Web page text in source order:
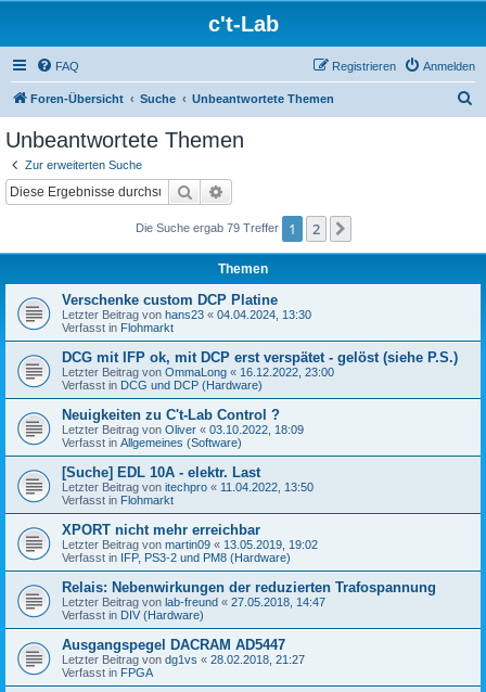
c't-Lab
FAQ Anmelden
Registrieren
Foren-Übersicht Suche Unbeantwortete Themen
Unbeantwortete Themen
Zur erweiterten Suche
Suche
Die Suche ergab 79 Treffer 1 2
Themen
Verschenke custom DCP Platine
Letzter Beitrag von hans23 « 04.04.2024, 13:30
Verfasst in Flohmarkt
DCG mit IFP ok, mit DCP erst verspätet - gelöst (siehe P.S.)
Letzter Beitrag von OmmaLong « 16.12.2022, 23:00
Verfasst in DCG und DCP (Hardware)
Neuigkeiten zu C't-Lab Control ?
Letzter Beitrag von Oliver « 03.10.2022, 18:09
Verfasst in Allgemeines (Software)
[Suche] EDL 10A - elektr. Last
Letzter Beitrag von itechpro « 11.04.2022, 13:50
Verfasst in Flohmarkt
XPORT nicht mehr erreichbar
Letzter Beitrag von martin09 « 13.05.2019, 19:02
Verfasst in IFP, PS3-2 und PM8 (Hardware)
Relais: Nebenwirkungen der reduzierten Trafospannung
Letzter Beitrag von lab-freund « 27.05.2018, 14:47
Verfasst in DIV (Hardware)
Ausgangspegel DACRAM AD5447
Letzter Beitrag von dg1vs « 28.02.2018, 21:27
Verfasst in FPGA